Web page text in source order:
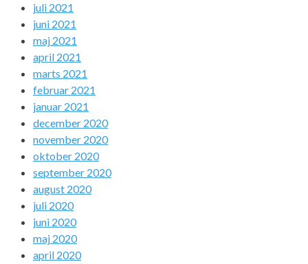
juli 2021
juni 2021
maj 2021
april 2021
marts 2021
februar 2021
januar 2021
december 2020
november 2020
oktober 2020
september 2020
august 2020
juli 2020
juni 2020
maj 2020
april 2020